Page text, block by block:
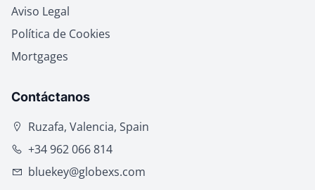
Aviso Legal
Política de Cookies
Mortgages
Contáctanos
Ruzafa, Valencia, Spain
+34 962 066 814
bluekey@globexs.com